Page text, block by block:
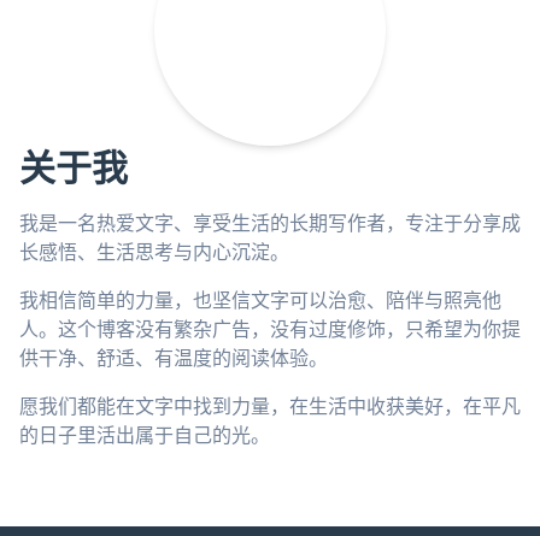
关于我
我是一名热爱文字、享受生活的长期写作者，专注于分享成
长感悟、生活思考与内心沉淀。
我相信简单的力量，也坚信文字可以治愈、陪伴与照亮他
人。这个博客没有繁杂广告，没有过度修饰，只希望为你提
供干净、舒适、有温度的阅读体验。
愿我们都能在文字中找到力量，在生活中收获美好，在平凡
的日子里活出属于自己的光。